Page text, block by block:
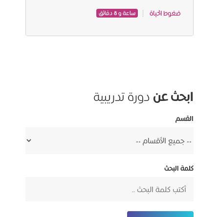
ضغوط الحياة ساعة و 8 دقائق
ابحث عن دورة تدريبية
القسم
كلمة البحث